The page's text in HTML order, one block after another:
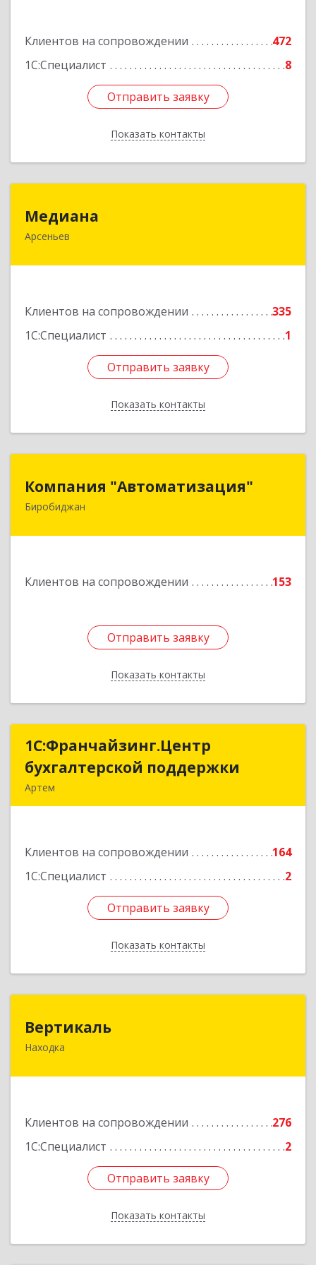
Клиентов на сопровождении
472
1С:Специалист
8
Отправить заявку
Показать контакты
Подробнее
Отправить заявку
Назад
Медиана
Арсеньев
Клиентов на сопровождении
335
1С:Специалист
1
Отправить заявку
Показать контакты
Отправить заявку
Назад
Компания "Автоматизация"
Биробиджан
Клиентов на сопровождении 153
Отправить заявку
Показать контакты
679016, Еврейская Аобл, Биробиджан г,
Отправить заявку
Назад
1С:Франчайзинг.Центр
бухгалтерской поддержки
Артем
Клиентов на сопровождении
164
1С:Специалист
2
Отправить заявку
Показать контакты
1С:Франчайзинг.Центр
бухгалтерской поддержки
Подробнее
Отправить заявку
Назад
Вертикаль
Находка
Клиентов на сопровождении
276
1С:Специалист
2
Отправить заявку
Показать контакты
Отправить заявку
Назад